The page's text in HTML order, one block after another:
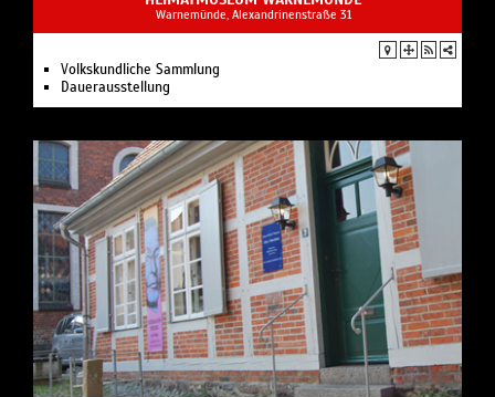
Warnemünde, Alexandrinenstraße 31
Volkskundliche Sammlung
Dauerausstellung